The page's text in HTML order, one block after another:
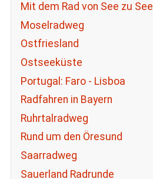
Mit dem Rad von See zu See
Moselradweg
Ostfriesland
Ostseeküste
Portugal: Faro - Lisboa
Radfahren in Bayern
Ruhrtalradweg
Rund um den Öresund
Saarradweg
Sauerland Radrunde